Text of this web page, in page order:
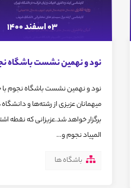
03 اسفند 1400
نود و نهمین نشست باشگاه نجوم
نود و نهمین نشست باشگاه نجوم
میهمانان عزیزی از رشته‌ها و
برگزار خواهد شد.عزیزانی که نقطه
المپیاد نجوم و...
باشگاه ها